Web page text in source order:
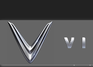
Tin Tức - Sự Kiện